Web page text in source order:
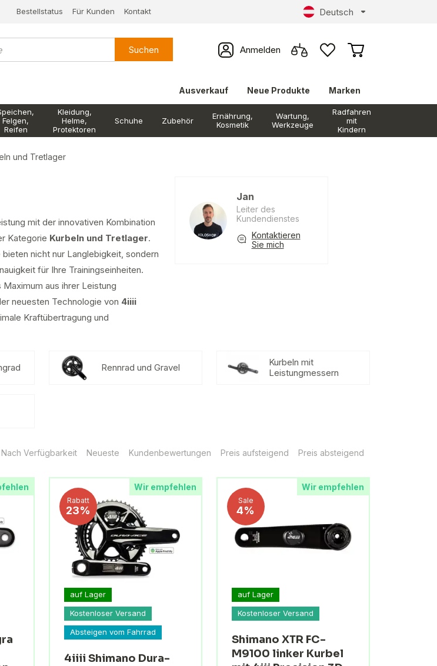
Bestellstatus Für Kunden Kontakt Deutsch
Suchen Anmelden
Ausverkauf Neue Produkte Marken
Felgen,
Reifen
Kleidung,
Helme,
Protektoren
Schuhe Zubehör
Ernährung,
Kosmetik
Wartung,
Werkzeuge
Radfahren
mit
Kindern
und Tretlager
mit der innovativen Kombination
Kategorie Kurbeln und Tretlager.
nicht nur Langlebigkeit, sondern
für Ihre Trainingseinheiten.
aus ihrer Leistung
neuesten Technologie von 4iiii
Kraftübertragung und
Jan
Leiter des
Kundendienstes
Kontaktieren
Sie mich
Rennrad und Gravel
Kurbeln mit
Leistungmessern
Nach Verfügbarkeit Neueste Kundenbewertungen Preis aufsteigend Preis absteigend
Wir empfehlen
Rabatt
23%
auf Lager
Kostenloser Versand
Absteigen vom Fahrrad
4iiii Shimano Dura-
Wir empfehlen
Sale
4%
auf Lager
Kostenloser Versand
Shimano XTR FC-
M9100 linker Kurbel